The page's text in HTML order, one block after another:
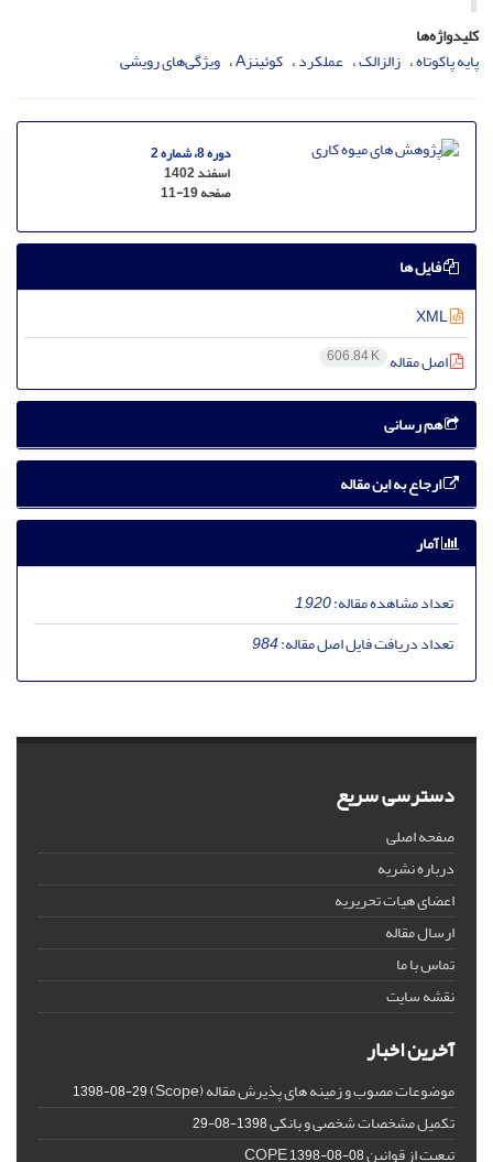
کلیدواژه‌ها
پایه پاکوتاه زالزالک عملکرد کوئینزA ویژگی‌های رویشی
دوره 8، شماره 2
اسفند 1402
صفحه11-19
فایل ها
اصل مقاله 606.84 K
هم رسانی
ارجاع به این مقاله
آمار
تعداد مشاهده مقاله:1,920
تعداد دریافت فایل اصل مقاله:984
دسترسی سریع
صفحه اصلی
درباره نشریه
اعضای هیات تحریریه
ارسال مقاله
تماس با ما
نقشه سایت
آخرین اخبار
موضوعات مصوب و زمینه های پذیرش مقاله (Scope) 1398-08-29
تکمیل مشخصات شخصی و بانکی1398-08-29
تبعیت از قوانین COPE1398-08-08